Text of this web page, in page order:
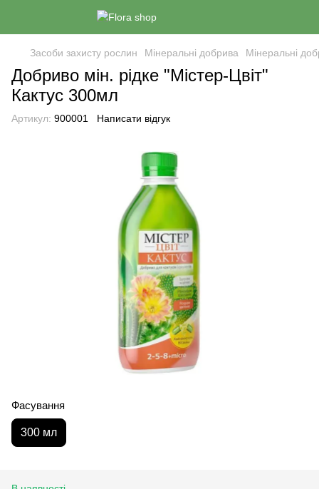
Засоби захисту рослин Мінеральні добрива Мінеральні
Добриво мін. рідке "Містер-Цвіт"
Кактус 300мл
Артикул: 900001 Написати відгук
Фасування
300 мл